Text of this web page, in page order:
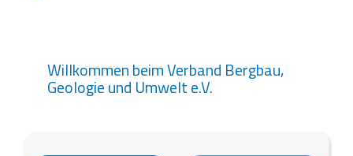
Willkommen beim Verband Bergbau,
Geologie und Umwelt e.V.